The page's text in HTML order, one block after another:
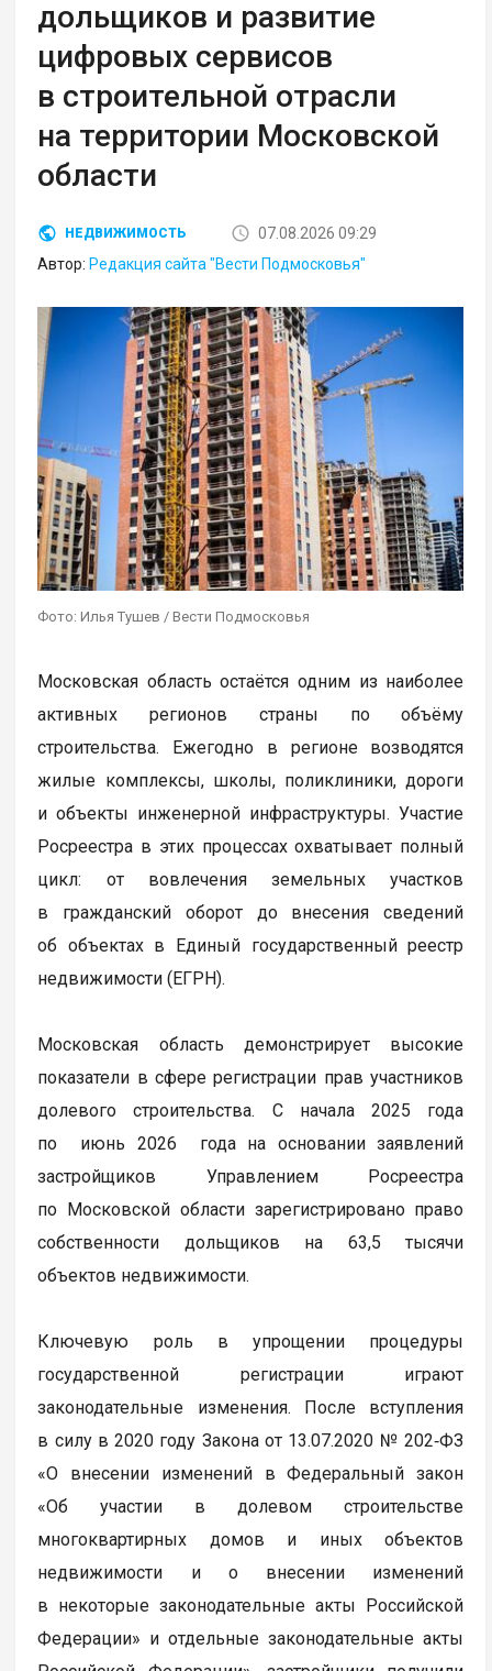
дольщиков и развитие
цифровых сервисов
в строительной отрасли
на территории Московской
области
НЕДВИЖИМОСТЬ
07.08.2026 09:29
Автор: Редакция сайта "Вести Подмосковья"
Фото: Илья Тушев / Вести Подмосковья
Московская область остаётся одним из наиболее
активных регионов страны по объёму
строительства. Ежегодно в регионе возводятся
жилые комплексы, школы, поликлиники, дороги
и объекты инженерной инфраструктуры. Участие
Росреестра в этих процессах охватывает полный
цикл: от вовлечения земельных участков
в гражданский оборот до внесения сведений
об объектах в Единый государственный реестр
недвижимости (ЕГРН).
Московская область демонстрирует высокие
показатели в сфере регистрации прав участников
долевого строительства. С начала 2025 года
по июнь 2026 года на основании заявлений
застройщиков Управлением Росреестра
по Московской области зарегистрировано право
собственности дольщиков на 63,5 тысячи
объектов недвижимости.
Ключевую роль в упрощении процедуры
государственной регистрации играют
законодательные изменения. После вступления
в силу в 2020 году Закона от 13.07.2020 № 202‑ФЗ
«О внесении изменений в Федеральный закон
«Об участии в долевом строительстве
многоквартирных домов и иных объектов
недвижимости и о внесении изменений
в некоторые законодательные акты Российской
Федерации» и отдельные законодательные акты